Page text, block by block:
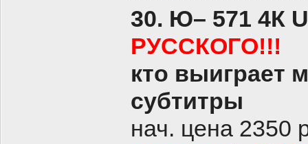
30. Ю– 571 4К
РУССКОГО!!!
кто выиграет
субтитры
нач. цена 2350